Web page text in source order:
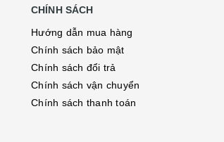
CHÍNH SÁCH
Hướng dẫn mua hàng
Chính sách bảo mật
Chính sách đổi trả
Chính sách vận chuyển
Chính sách thanh toán